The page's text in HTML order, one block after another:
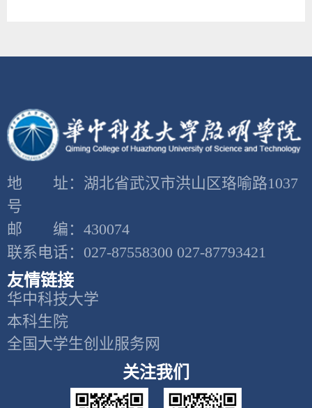
地 址：湖北省武汉市洪山区珞喻路1037
号
邮 编：430074
联系电话：027-87558300 027-87793421
友情链接
华中科技大学
本科生院
全国大学生创业服务网
关注我们